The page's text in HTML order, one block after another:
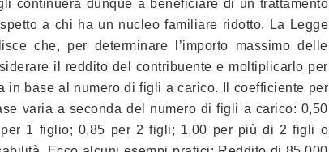
continuerà dunque a beneficiare di un trattamento
a chi ha un nucleo familiare ridotto. La Legge
che, per determinare l’importo massimo delle
il reddito del contribuente e moltiplicarlo per
in base al numero di figli a carico. Il coefficiente per
varia a seconda del numero di figli a carico: 0,50
1 figlio; 0,85 per 2 figli; 1,00 per più di 2 figli o